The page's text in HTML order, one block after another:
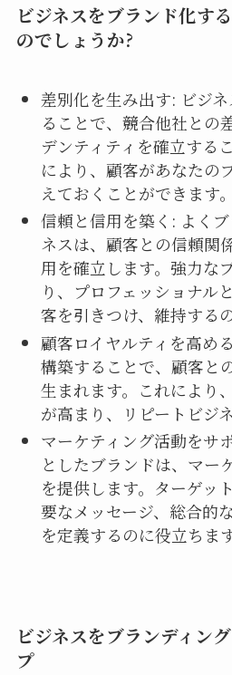
ビジネスをブランド化す
のでしょうか?
差別化を生み出す: ビジ
ることで、競合他社との
デンティティを確立する
により、顧客があなたの
えておくことができます。
信頼と信用を築く: よく
ネスは、顧客との信頼関
用を確立します。強力な
り、プロフェッショナル
客を引きつけ、維持する
顧客ロイヤルティを高め
構築することで、顧客と
生まれます。これにより
が高まり、リピートビジ
マーケティング活動をサ
としたブランドは、マー
を提供します。ターゲッ
要なメッセージ、総合的
を定義するのに役立ちます
ビジネスをブランディン
プ